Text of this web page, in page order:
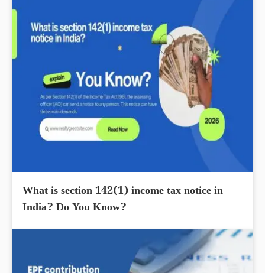
What is section 142(1) income tax notice in
India? Do You Know?